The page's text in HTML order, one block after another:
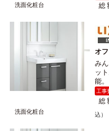
総
オ
み
ッ
能。
総